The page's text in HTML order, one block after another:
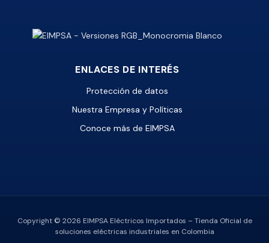
ENLACES DE INTERÉS
Protección de datos
Nuestra Empresa y Políticas
Conoce más de EIMPSA
Copyright © 2026 EIMPSA Eléctricos Importados – Tienda Oficial de
soluciones eléctricas industriales en Colombia